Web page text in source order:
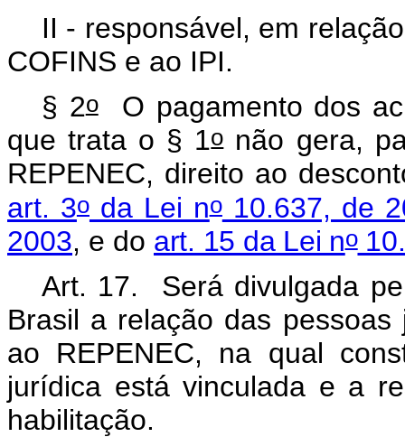
II - responsável, em
COFINS e ao IPI.
§ 2oO pagamento dos
que trata o § 1onão gera,
REPENEC, direito ao
art. 3oda Lei no10.637, de
2003, e do art. 15 da Lei no
Art. 17. Será divulgada
Brasil a relação das
ao REPENEC, na qual
jurídica está vinculada e a
habilitação.